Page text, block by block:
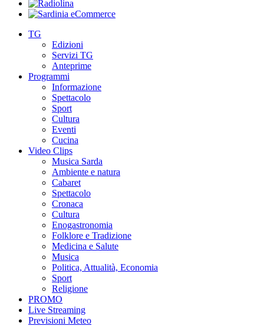
TG
Edizioni
Servizi TG
Anteprime
Programmi
Informazione
Spettacolo
Sport
Cultura
Eventi
Cucina
Video Clips
Musica Sarda
Ambiente e natura
Cabaret
Spettacolo
Cronaca
Cultura
Enogastronomia
Folklore e Tradizione
Medicina e Salute
Musica
Politica, Attualità, Economia
Sport
Religione
PROMO
Live Streaming
Previsioni Meteo